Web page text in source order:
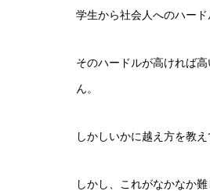
学生から社会人へのハー
そのハードルが高ければ
ん。
しかしいかに越え方を教
しかし、これがなかなか難